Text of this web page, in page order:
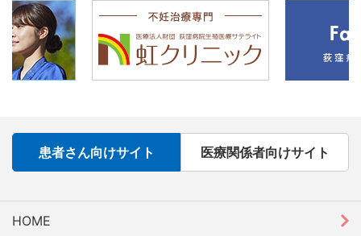
患者さん向けサイト 医療関係者向けサイト
HOME